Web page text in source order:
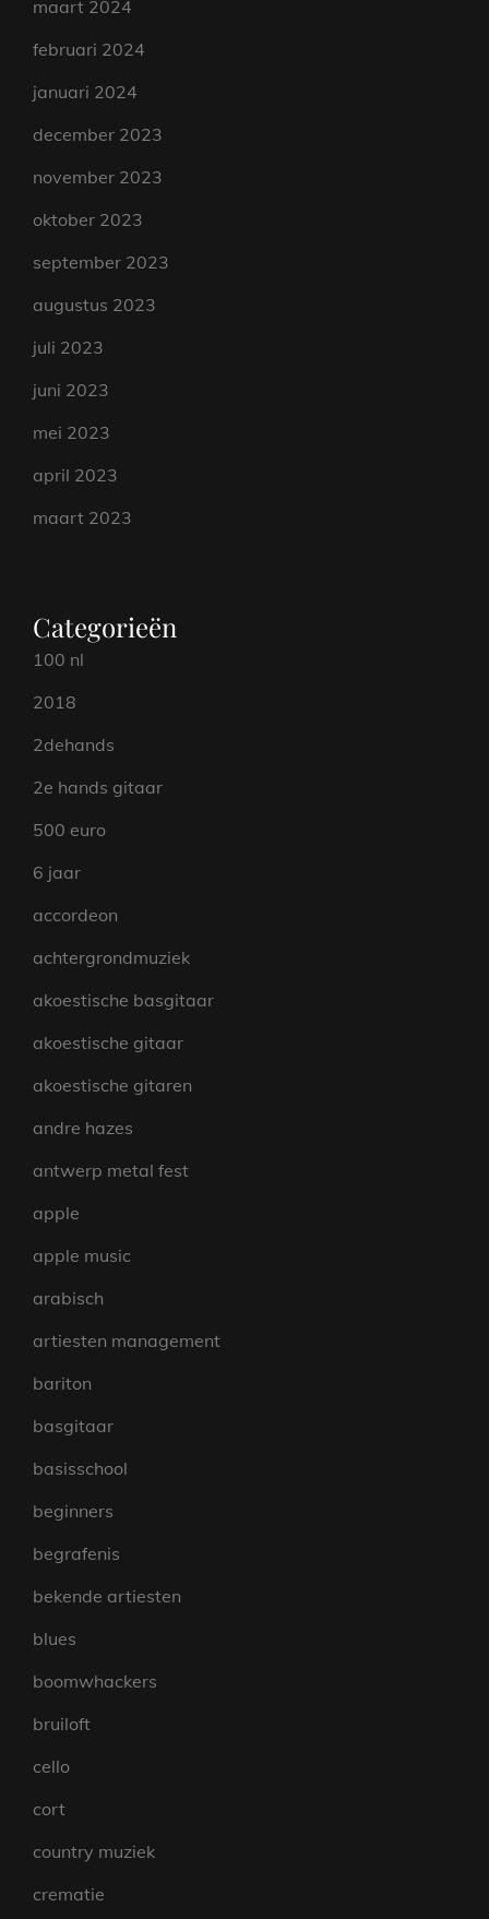
maart 2024
februari 2024
januari 2024
december 2023
november 2023
oktober 2023
september 2023
augustus 2023
juli 2023
juni 2023
mei 2023
april 2023
maart 2023
Categorieën
100 nl
2018
2dehands
2e hands gitaar
500 euro
6 jaar
accordeon
achtergrondmuziek
akoestische basgitaar
akoestische gitaar
akoestische gitaren
andre hazes
antwerp metal fest
apple
apple music
arabisch
artiesten management
bariton
basgitaar
basisschool
beginners
begrafenis
bekende artiesten
blues
boomwhackers
bruiloft
cello
cort
country muziek
crematie